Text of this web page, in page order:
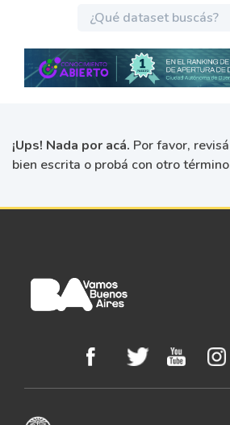
¡Ups! Nada por acá. Por favor,
bien escrita o probá con otro